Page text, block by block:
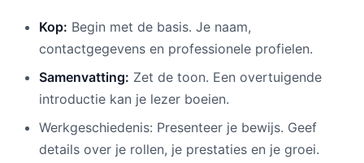
Kop: Begin met de basis. Je naam,
contactgegevens en professionele profielen.
Samenvatting: Zet de toon. Een overtuigende
introductie kan je lezer boeien.
Werkgeschiedenis: Presenteer je bewijs. Geef
details over je rollen, je prestaties en je groei.